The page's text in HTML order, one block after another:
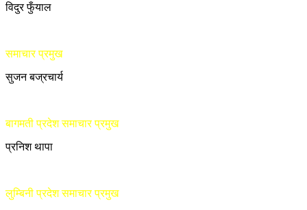
विदुर फुँयाल
समाचार प्रमुख
सुजन बज्रचार्य
बागमती प्रदेश समाचार प्रमुख
प्रनिश थापा
लुम्बिनी प्रदेश समाचार प्रमुख